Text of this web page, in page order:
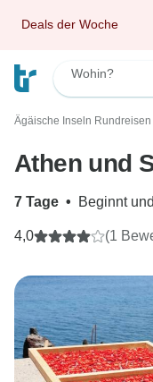
Deals der Woche
Wohin?
Ägäische Inseln Rundreisen
Athen und
7 Tage • Beginnt
4,0 (1